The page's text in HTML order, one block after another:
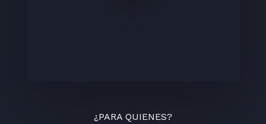
¿PARA QUIENES?